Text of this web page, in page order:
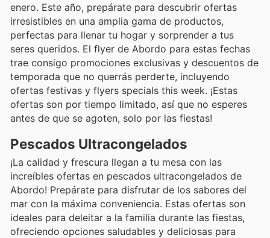
enero. Este año, prepárate para descubrir ofertas
irresistibles en una amplia gama de productos,
perfectas para llenar tu hogar y sorprender a tus
seres queridos. El flyer de Abordo para estas fechas
trae consigo promociones exclusivas y descuentos de
temporada que no querrás perderte, incluyendo
ofertas festivas y flyers specials this week. ¡Estas
ofertas son por tiempo limitado, así que no esperes
antes de que se agoten, solo por las fiestas!
Pescados Ultracongelados
¡La calidad y frescura llegan a tu mesa con las
increíbles ofertas en pescados ultracongelados de
Abordo! Prepárate para disfrutar de los sabores del
mar con la máxima conveniencia. Estas ofertas son
ideales para deleitar a la familia durante las fiestas,
ofreciendo opciones saludables y deliciosas para